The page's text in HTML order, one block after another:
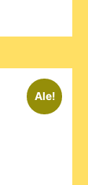
Ale!